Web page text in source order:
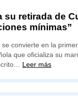
su retirada de
mínimas”
se convierte en la
que oficializa su
Leer más